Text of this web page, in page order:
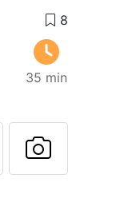
35 min
a
esta
Preguntar